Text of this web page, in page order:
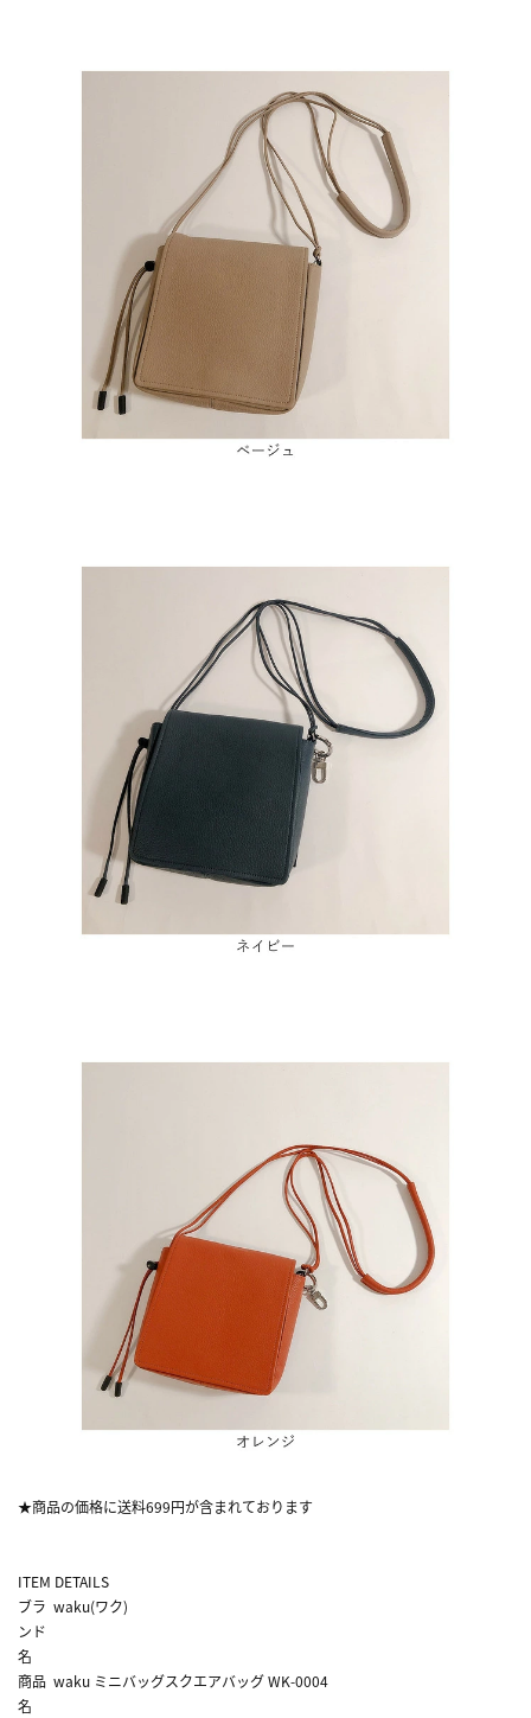
★商品の価格に送料699円が含まれております
ITEM DETAILS
ブラ
ンド
名
waku(ワク)
商品
名
waku ミニバッグスクエアバッグ WK-0004